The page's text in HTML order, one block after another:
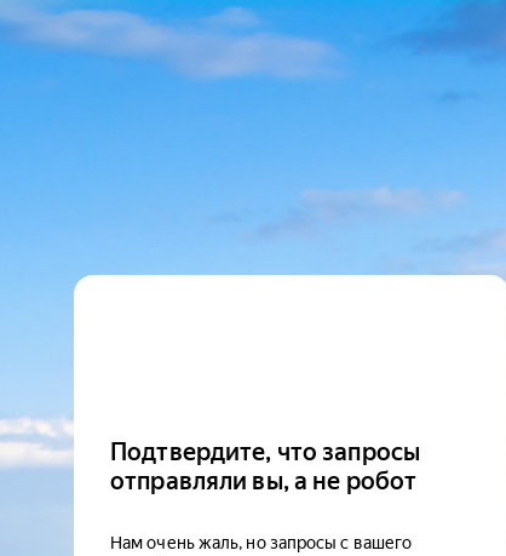
Подтвердите, что запросы
отправляли вы, а не робот
Нам очень жаль, но запросы с вашего